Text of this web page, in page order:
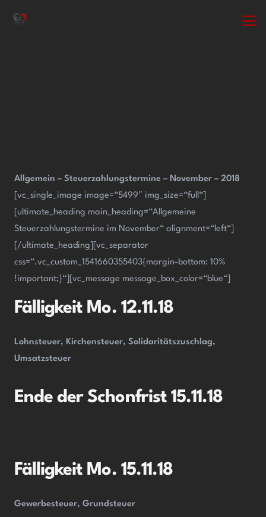
Allgemein – Steuerzahlungstermine – November – 2018
[vc_single_image image=“5499″ img_size=“full“]
[ultimate_heading main_heading=“Allgemeine
Steuerzahlungstermine im November“ alignment=“left“]
[/ultimate_heading][vc_separator
css=“.vc_custom_1541660355403{margin-bottom: 10%
!important;}“][vc_message message_box_color=“blue“]
Fälligkeit Mo. 12.11.18
Lohnsteuer, Kirchensteuer, Solidaritätszuschlag,
Umsatzsteuer
Ende der Schonfrist 15.11.18
Fälligkeit Mo. 15.11.18
Gewerbesteuer, Grundsteuer